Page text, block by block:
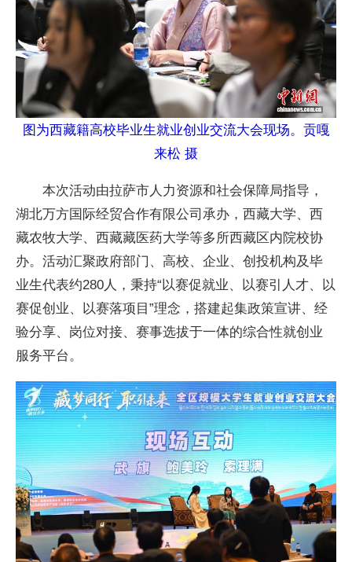
图为西藏籍高校毕业生就业创业交流大会现场。贡嘎
来松 摄
本次活动由拉萨市人力资源和社会保障局指导，
湖北万方国际经贸合作有限公司承办，西藏大学、西
藏农牧大学、西藏藏医药大学等多所西藏区内院校协
办。活动汇聚政府部门、高校、企业、创投机构及毕
业生代表约280人，秉持“以赛促就业、以赛引人才、以
赛促创业、以赛落项目”理念，搭建起集政策宣讲、经
验分享、岗位对接、赛事选拔于一体的综合性就创业
服务平台。